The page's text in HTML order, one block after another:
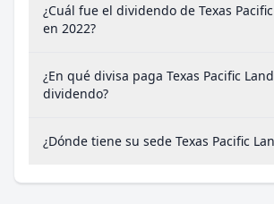
¿Cuál fue el dividendo de Texas
en 2022?
¿En qué divisa paga Texas Pacific
dividendo?
¿Dónde tiene su sede Texas Pacific